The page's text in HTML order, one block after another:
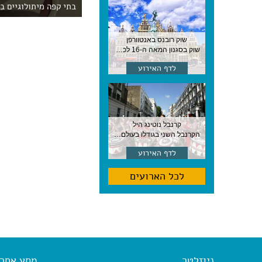
שוק רובנס באנטוורפן
שוק בסגנון המאה ה-16 לכבודו של הצייר המפורסם, בן העיר, נערך ב-15 באוגוסט באנטוורפן
לדף האירוע
קרנבל נוטינג היל
הקרנבל השני בגודלו בעולם, עם מוזיקה, תהלוכות ותחפושות. לונדון
לדף האירוע
לכל הארועים
בתי קפה מיתולוגיים